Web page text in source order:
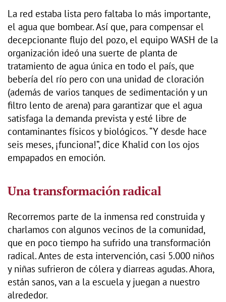
La red estaba lista pero faltaba lo más importante,
el agua que bombear. Así que, para compensar el
decepcionante flujo del pozo, el equipo WASH de la
organización ideó una suerte de planta de
tratamiento de agua única en todo el país, que
bebería del río pero con una unidad de cloración
(además de varios tanques de sedimentación y un
filtro lento de arena) para garantizar que el agua
satisfaga la demanda prevista y esté libre de
contaminantes físicos y biológicos. “Y desde hace
seis meses, ¡funciona!”, dice Khalid con los ojos
empapados en emoción.
Una transformación radical
Recorremos parte de la inmensa red construida y
charlamos con algunos vecinos de la comunidad,
que en poco tiempo ha sufrido una transformación
radical. Antes de esta intervención, casi 5.000 niños
y niñas sufrieron de cólera y diarreas agudas. Ahora,
están sanos, van a la escuela y juegan a nuestro
alrededor.